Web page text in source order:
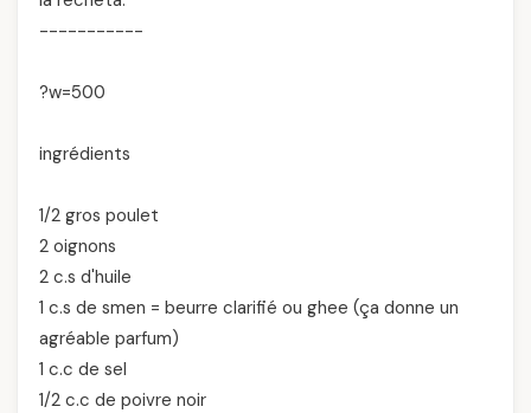
-----------
?w=500
ingrédients
1/2 gros poulet
2 oignons
2 c.s d'huile
1 c.s de smen = beurre clarifié ou ghee (ça donne un
agréable parfum)
1 c.c de sel
1/2 c.c de poivre noir